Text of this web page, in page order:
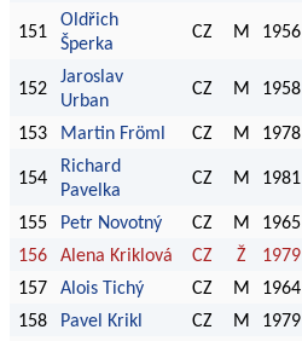
151
Oldřich
Šperka
CZ M 1956
152
Jaroslav
Urban
CZ M 1958
153 Martin Fröml CZ M 1978
154
Richard
Pavelka
CZ M 1981
155 Petr Novotný CZ M 1965
156
Alena Kriklová CZ Ž 1979
157
Alois Tichý CZ M 1964
158
Pavel Krikl CZ M 1979